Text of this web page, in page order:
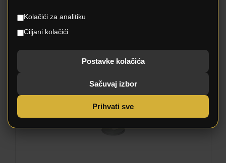
EVERGREEN OG
Kolačići za analitiku
Ciljani kolačići
Postavke kolačića
Sačuvaj izbor
Prihvati sve